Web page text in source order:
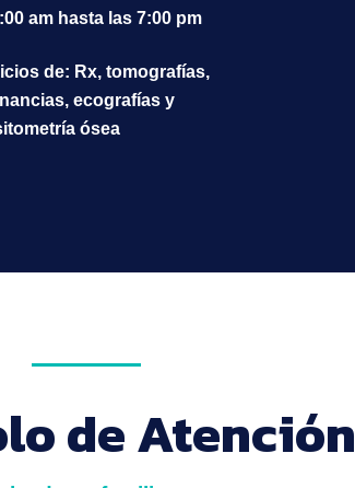
am hasta las 7:00 pm
de: Rx, tomografías,
ecografías y
ósea
de Atención